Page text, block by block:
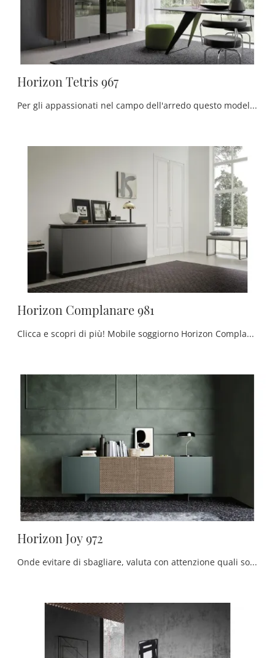
Horizon Tetris 967
Per gli appassionati nel campo dell'arredo questo modello di mobile soggiorno dalle linee moderne garatisce la qualità del rinomato marchio: ...
Horizon Complanare 981
Clicca e scopri di più! Mobile soggiorno Horizon Complanare 981 di Mobilgam in laccato opaco: ti sta aspettando per completare le tue stanze moderne.
Horizon Joy 972
Onde evitare di sbagliare, valuta con attenzione quali sono i pezzi di arredo adatti al tuo living, tra varie proposte di pareti attrezzate, librerie ...